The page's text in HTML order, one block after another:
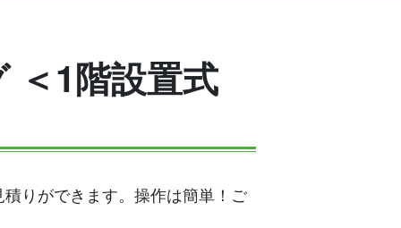
＜1階設置式
りができます。操作は簡単！ご